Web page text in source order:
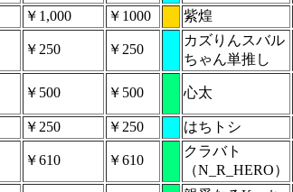
￥1,000 ￥1000 紫煌
￥250 ￥250
カズりんスバル
ちゃん単推し
￥500 ￥500 心太
￥250 ￥250 はちトシ
￥610 ￥610
クラバト
（N_R_HERO）